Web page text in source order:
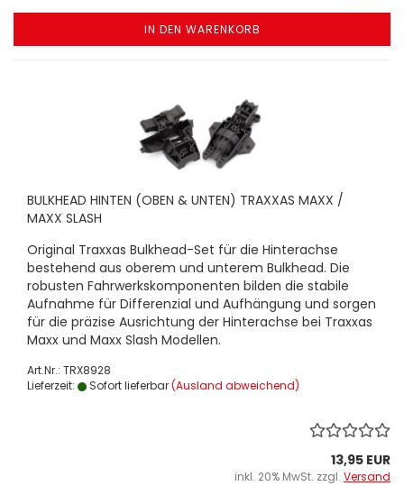
IN DEN WARENKORB
BULKHEAD HINTEN (OBEN & UNTEN) TRAXXAS MAXX /
MAXX SLASH
Original Traxxas Bulkhead-Set für die Hinterachse
bestehend aus oberem und unterem Bulkhead. Die
robusten Fahrwerkskomponenten bilden die stabile
Aufnahme für Differenzial und Aufhängung und sorgen
für die präzise Ausrichtung der Hinterachse bei Traxxas
Maxx und Maxx Slash Modellen.
Art.Nr.: TRX8928
Lieferzeit:
Sofort lieferbar(Ausland abweichend)
13,95 EUR
inkl. 20% MwSt. zzgl. Versand